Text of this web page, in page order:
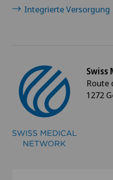
Integrierte Versorgung
Swiss
Route
1272